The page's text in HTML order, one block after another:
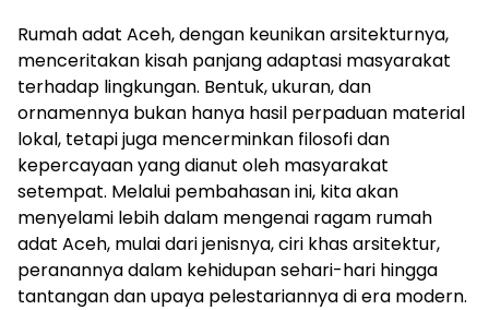
Rumah adat Aceh, dengan keunikan arsitekturnya,
menceritakan kisah panjang adaptasi masyarakat
terhadap lingkungan. Bentuk, ukuran, dan
ornamennya bukan hanya hasil perpaduan material
lokal, tetapi juga mencerminkan filosofi dan
kepercayaan yang dianut oleh masyarakat
setempat. Melalui pembahasan ini, kita akan
menyelami lebih dalam mengenai ragam rumah
adat Aceh, mulai dari jenisnya, ciri khas arsitektur,
peranannya dalam kehidupan sehari-hari hingga
tantangan dan upaya pelestariannya di era modern.